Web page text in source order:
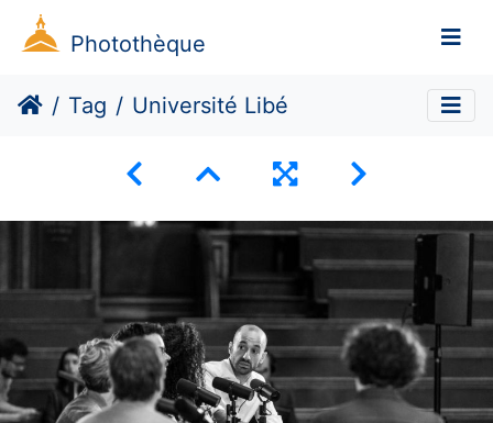
Photothèque
Tag Université Libé